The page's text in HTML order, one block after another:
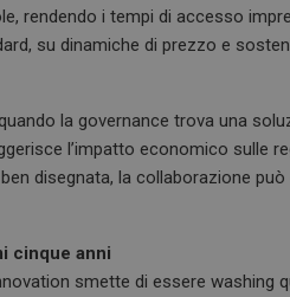
rendendo i tempi di accesso
su dinamiche di prezzo e
la governance trova una
l’impatto economico sulle
disegnata, la collaborazione
cinque anni
smette di essere washing
PHP.net
Sessione